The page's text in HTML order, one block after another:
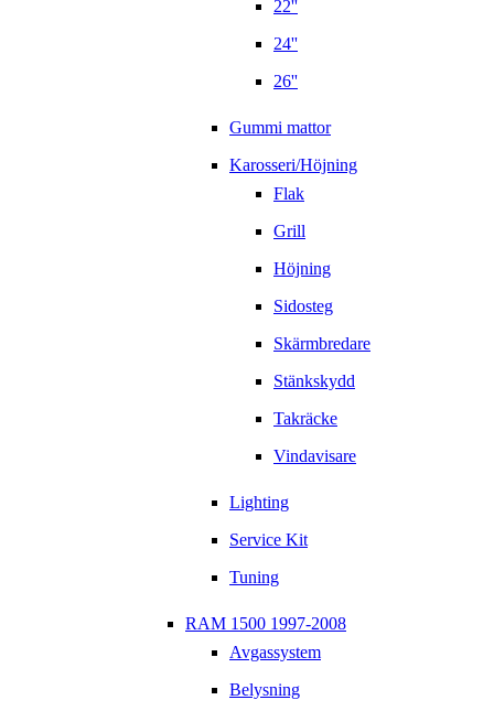
22''
24''
26''
Gummi mattor
Karosseri/Höjning
Flak
Grill
Höjning
Sidosteg
Skärmbredare
Stänkskydd
Takräcke
Vindavisare
Lighting
Service Kit
Tuning
RAM 1500 1997-2008
Avgassystem
Belysning